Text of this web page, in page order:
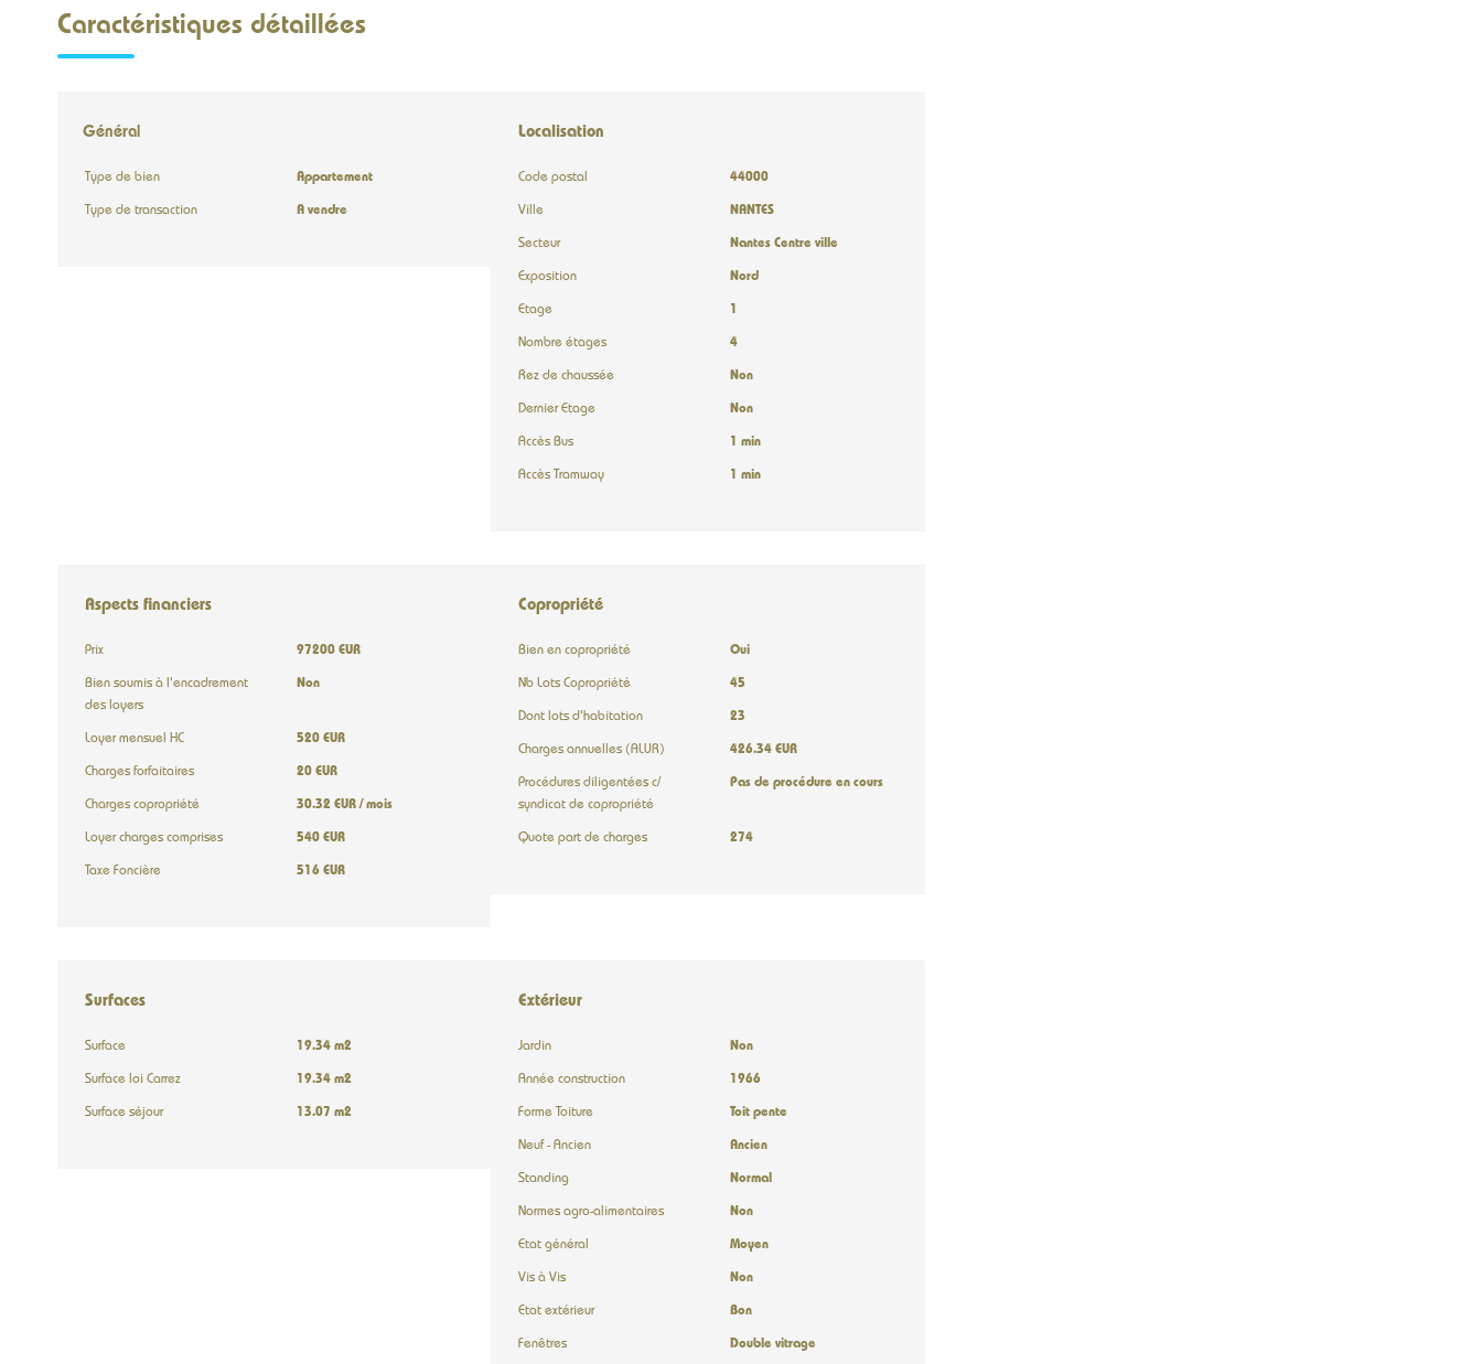
Caractéristiques détaillées
Général
Type de bien Appartement
Type de transaction A vendre
Localisation
Code postal 44000
Ville NANTES
Secteur Nantes Centre ville
Exposition Nord
Etage 1
Nombre étages 4
Rez de chaussée Non
Dernier Etage Non
Accès Bus 1 min
Accès Tramway 1 min
Aspects financiers
Prix 97200 EUR
Bien soumis à l'encadrement
des loyers
Non
Loyer mensuel HC 520 EUR
Charges forfaitaires 20 EUR
Charges copropriété 30.32 EUR / mois
Loyer charges comprises 540 EUR
Taxe Foncière 516 EUR
Copropriété
Bien en copropriété Oui
Nb Lots Copropriété 45
Dont lots d'habitation 23
Charges annuelles (ALUR) 426.34 EUR
Procédures diligentées c/
syndicat de copropriété
Pas de procédure en cours
Quote part de charges 274
Surfaces
Surface 19.34 m2
Surface loi Carrez 19.34 m2
Surface séjour 13.07 m2
Extérieur
Jardin Non
Année construction 1966
Forme Toiture Toit pente
Neuf - Ancien Ancien
Standing Normal
Normes agro-alimentaires Non
Etat général Moyen
Vis à Vis Non
Etat extérieur Bon
Fenêtres Double vitrage